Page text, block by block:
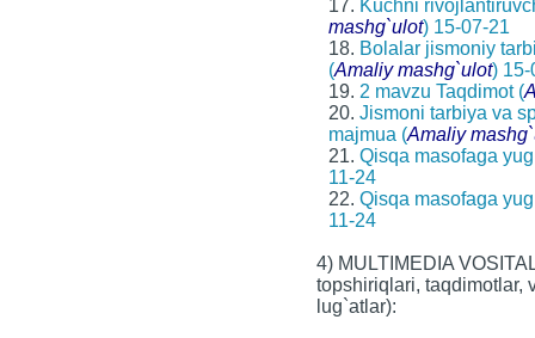
17. Kuchni
mashg`ulot) 15-07-21
18. Bolalar jismoniy
(Amaliy mashg`ulot) 15-
19. 2 mavzu Taqdimot (
20. Jismoni tarbiya va
majmua (Amaliy
21. Qisqa masofaga
11-24
22. Qisqa masofaga
11-24
4) MULTIMEDIA
topshiriqlari, taqdimotlar,
lug`atlar):